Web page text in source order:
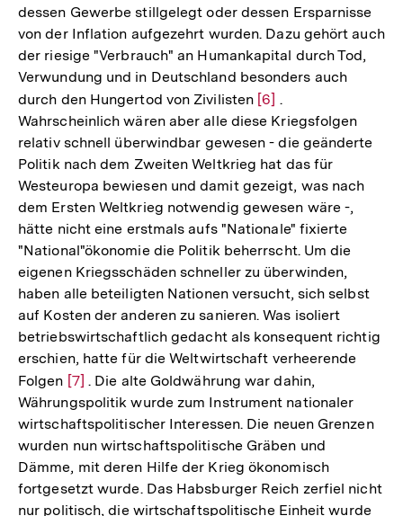
dessen Gewerbe stillgelegt oder dessen Ersparnisse
von der Inflation aufgezehrt wurden. Dazu gehört auch
der riesige "Verbrauch" an Humankapital durch Tod,
Verwundung und in Deutschland besonders auch
durch den Hungertod von Zivilisten Zur
Auflösung
der
Fußnote
[6] .
Wahrscheinlich wären aber alle diese Kriegsfolgen
relativ schnell überwindbar gewesen - die geänderte
Politik nach dem Zweiten Weltkrieg hat das für
Westeuropa bewiesen und damit gezeigt, was nach
dem Ersten Weltkrieg notwendig gewesen wäre -,
hätte nicht eine erstmals aufs "Nationale" fixierte
"National"ökonomie die Politik beherrscht. Um die
eigenen Kriegsschäden schneller zu überwinden,
haben alle beteiligten Nationen versucht, sich selbst
auf Kosten der anderen zu sanieren. Was isoliert
betriebswirtschaftlich gedacht als konsequent richtig
erschien, hatte für die Weltwirtschaft verheerende
Folgen Zur
Auflösung
der
Fußnote
[7] . Die alte Goldwährung war dahin,
Währungspolitik wurde zum Instrument nationaler
wirtschaftspolitischer Interessen. Die neuen Grenzen
wurden nun wirtschaftspolitische Gräben und
Dämme, mit deren Hilfe der Krieg ökonomisch
fortgesetzt wurde. Das Habsburger Reich zerfiel nicht
nur politisch, die wirtschaftspolitische Einheit wurde